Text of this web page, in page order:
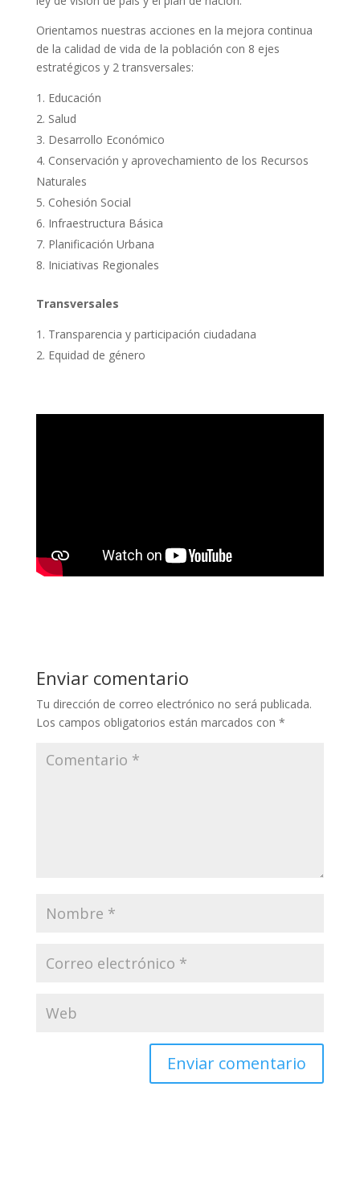
Orientamos nuestras acciones en la mejora continua
de la calidad de vida de la población con 8 ejes
estratégicos y 2 transversales:
Educación
Salud
Desarrollo Económico
Conservación y aprovechamiento de los Recursos
Naturales
Cohesión Social
Infraestructura Básica
Planificación Urbana
Iniciativas Regionales
Transversales
Transparencia y participación ciudadana
Equidad de género
Enviar comentario
Tu dirección de correo electrónico no será publicada.
Los campos obligatorios están marcados con *